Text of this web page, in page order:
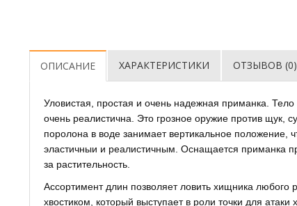
ОПИСАНИЕ ХАРАКТЕРИСТИКИ ОТЗЫВОВ (0)
Уловистая, про­стая и очень надежная приманка.
очень реалистична. Это грозное оружие против щук,
поролона в воде занимает вертикальное положение,
эластичныи и реалистичным. Оснащается приманка
за растительность.
Ассортимент длин позволяет ловить хищника
хвостиком, который выступает в роли точки для